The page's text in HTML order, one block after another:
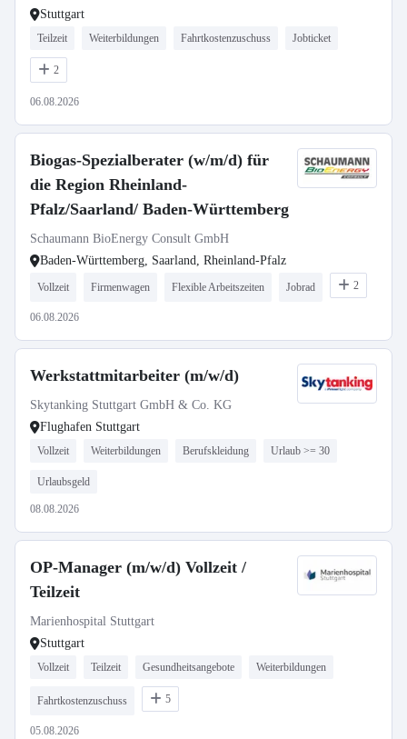
Stuttgart
Teilzeit Weiterbildungen Fahrtkostenzuschuss Jobticket
2
06.08.2026
Biogas-Spezialberater (w/m/d) für
die Region Rheinland-
Pfalz/Saarland/ Baden-Württemberg
Schaumann BioEnergy Consult GmbH
Baden-Württemberg, Saarland, Rheinland-Pfalz
Vollzeit Firmenwagen Flexible Arbeitszeiten Jobrad 2
06.08.2026
Werkstattmitarbeiter (m/w/d)
Skytanking Stuttgart GmbH & Co. KG
Flughafen Stuttgart
Vollzeit Weiterbildungen Berufskleidung Urlaub >= 30
Urlaubsgeld
08.08.2026
OP-Manager (m/w/d) Vollzeit /
Teilzeit
Marienhospital Stuttgart
Stuttgart
Vollzeit Teilzeit Gesundheitsangebote Weiterbildungen
Fahrtkostenzuschuss 5
05.08.2026